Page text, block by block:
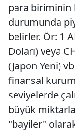
para biriminin
durumunda
belirler. Ör: 1
Doları) veya
(Japon Yeni)
finansal
seviyelerde
büyük
"bayiler"